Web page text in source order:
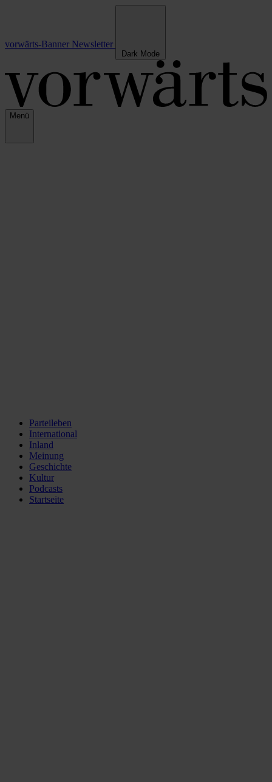
vorwärts-Banner Newsletter
Dark Mode
Menü
Parteileben
International
Inland
Meinung
Geschichte
Kultur
Podcasts
Startseite